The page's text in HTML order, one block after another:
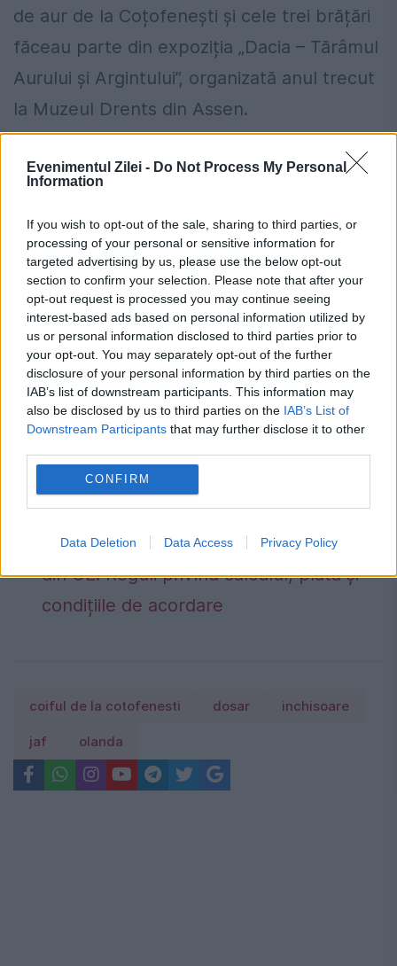
Evenimentul Zilei - Do Not Process My Personal
Information
If you wish to opt-out of the sale, sharing to third parties, or
processing of your personal or sensitive information for
targeted advertising by us, please use the below opt-out
section to confirm your selection. Please note that after your
opt-out request is processed you may continue seeing
interest-based ads based on personal information utilized by
us or personal information disclosed to third parties prior to
your opt-out. You may separately opt-out of the further
disclosure of your personal information by third parties on the
IAB’s list of downstream participants. This information may
also be disclosed by us to third parties on the IAB’s List of
Downstream Participants that may further disclose it to other
CONFIRM
Data Deletion Data Access Privacy Policy
de aur de la Coțofenești și cele trei brățări
făceau parte din expoziția „Dacia – Tărâmul
Aurului și Argintului”, organizată anul trecut
la Muzeul Drents din Assen.
puțin timp înainte de închiderea expoziției
și de întoarcerea exponatelor în România.
Potrivit anchetei, trei bărbați au detonat
intrarea din spate a muzeului și au sustras
cele patru artefacte în doar câteva minute.
În perioada următoare, mai multe persoane
au fost arestate în legătură cu acest caz.
Cât contribuie România la economia
Uniunii Europene. Eurostat a publicat un
nou clasament pentru 2025
Cum se solicită pensia pentru limită de
vârstă dacă ați lucrat în mai multe state
din UE. Reguli privind calculul, plata și
condițiile de acordare
coiful de la cotofenesti dosar inchisoare
jaf olanda